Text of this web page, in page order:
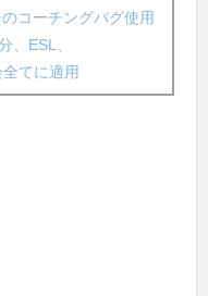
コーチングバグ使用
、ESL、
てに適用